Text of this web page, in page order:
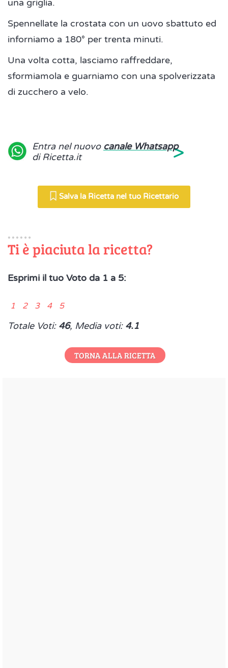
una griglia.
Spennellate la crostata con un uovo sbattuto ed
inforniamo a 180° per trenta minuti.
Una volta cotta, lasciamo raffreddare,
sformiamola e guarniamo con una spolverizzata
di zucchero a velo.
Entra nel nuovo canale Whatsapp
di Ricetta.it
>
Salva la Ricetta nel tuo Ricettario
Ti è piaciuta la ricetta?
Esprimi il tuo Voto da 1 a 5:
1 2 3 4 5
Totale Voti: 46, Media voti: 4.1
TORNA ALLA RICETTA